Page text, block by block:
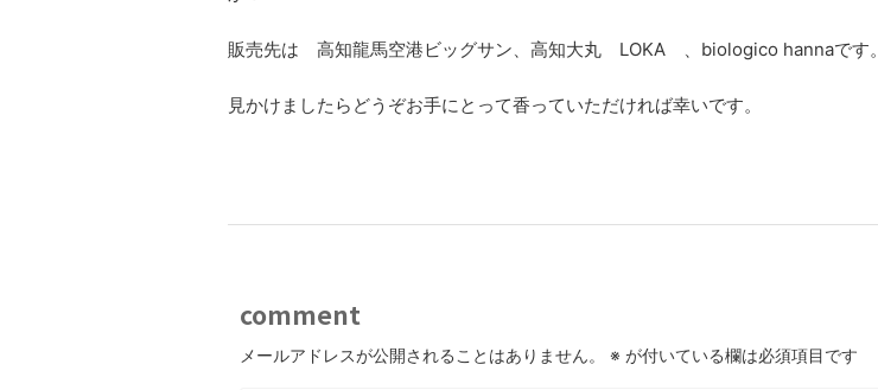
販売先は 高知龍馬空港ビッグサン、高知大丸 LOKA 、biologico hannaです。
見かけましたらどうぞお手にとって香っていただければ幸いです。
comment
メールアドレスが公開されることはありません。 ※ が付いている欄は必須項目です